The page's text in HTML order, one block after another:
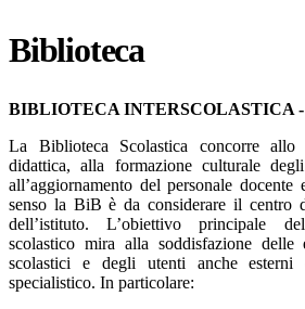
Biblioteca
BIBLIOTECA INTERSCOLASTICA
La Biblioteca Scolastica concorre allo
didattica, alla formazione culturale
all’aggiornamento del personale
senso la BiB è da considerare il centro
dell’istituto. L’obiettivo principale
scolastico mira alla soddisfazione
scolastici e degli utenti anche esterni
specialistico. In particolare: